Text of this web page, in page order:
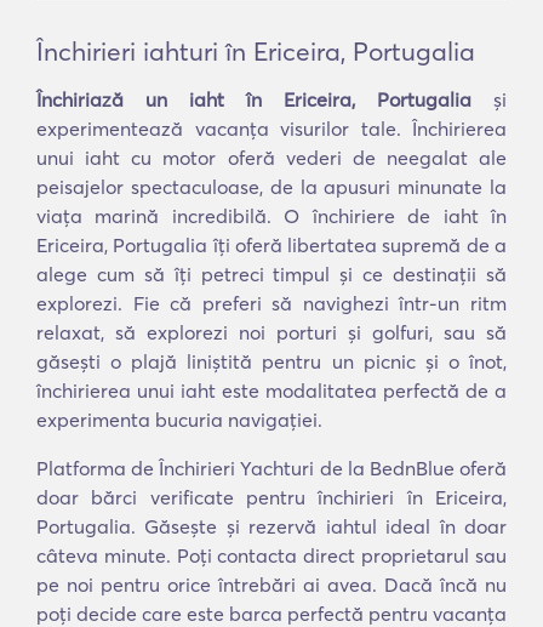
Închirieri iahturi în Ericeira, Portugalia
Închiriază un iaht în Ericeira, Portugalia și
experimentează vacanța visurilor tale. Închirierea
unui iaht cu motor oferă vederi de neegalat ale
peisajelor spectaculoase, de la apusuri minunate la
viața marină incredibilă. O închiriere de iaht în
Ericeira, Portugalia îți oferă libertatea supremă de a
alege cum să îți petreci timpul și ce destinații să
explorezi. Fie că preferi să navighezi într-un ritm
relaxat, să explorezi noi porturi și golfuri, sau să
găsești o plajă liniștită pentru un picnic și o înot,
închirierea unui iaht este modalitatea perfectă de a
experimenta bucuria navigației.
Platforma de Închirieri Yachturi de la BednBlue oferă
doar bărci verificate pentru închirieri în Ericeira,
Portugalia. Găsește și rezervă iahtul ideal în doar
câteva minute. Poți contacta direct proprietarul sau
pe noi pentru orice întrebări ai avea. Dacă încă nu
poți decide care este barca perfectă pentru vacanța